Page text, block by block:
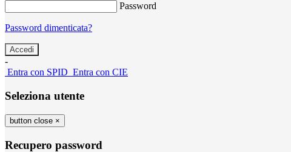
Password
Password dimenticata?
-
Entra con SPID Entra con CIE
Seleziona utente
button close ×
Recupero password